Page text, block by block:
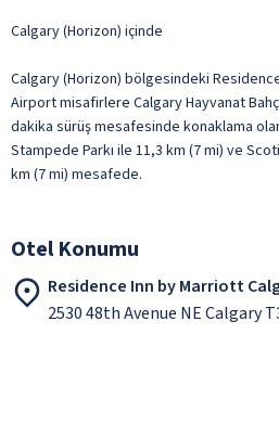
Calgary (Horizon) içinde
Calgary (Horizon) bölgesindeki
Airport misafirlere Calgary Hayvanat
dakika sürüş mesafesinde konaklama
Stampede Parkı ile 11,3 km (7 mi) ve
km (7 mi) mesafede.
Otel Konumu
Residence Inn by Marriott
2530 48th Avenue NE Calgary